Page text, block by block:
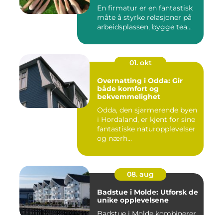
En firmatur er en fantastisk
måte å styrke relasjoner på
arbeidsplassen, bygge tea...
01. okt
Overnatting i Odda: Gir
både komfort og
bekvemmelighet
Odda, den sjarmerende byen
i Hordaland, er kjent for sine
fantastiske naturopplevelser
og nærh...
08. aug
Badstue i Molde: Utforsk de
unike opplevelsene